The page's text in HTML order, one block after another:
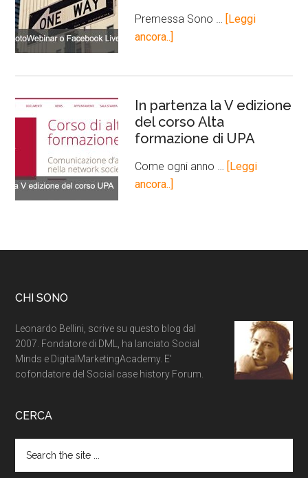
Premessa Sono … [Leggi
ancora..]
In partenza la V edizione
del corso Alta
formazione di UPA
Come ogni anno … [Leggi
ancora..]
CHI SONO
Leonardo Bellini, scrive su questo blog dal
2007. Fondatore di DML, ha lanciato Social
Minds e DigitalMarketingAcademy. E'
cofondatore del Social case history Forum.
CERCA